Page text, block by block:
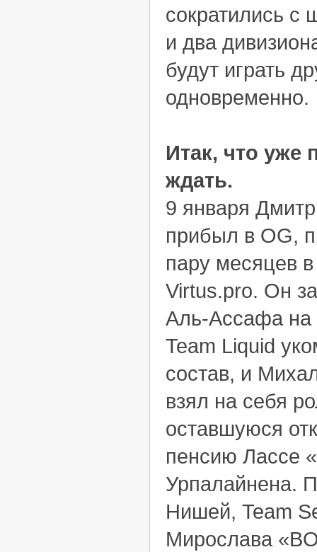
сократились с
и два
будут играть
одновременно.
Итак, что уже
ждать.
9 января
прибыл в OG,
пару месяцев
Virtus.pro. Он
Аль-Ассафа
Team Liquid
состав, и
взял на себя
оставшуюся
пенсию Лассе
Урпалайнена.
Нишей, Team
Мирослава